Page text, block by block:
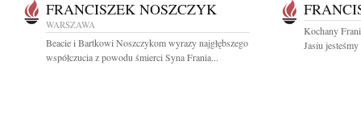
FRANCISZEK NOSZCZYK
WARSZAWA
Beacie i Bartkowi Noszczykom wyrazy najgłębszego
współczucia z powodu śmierci Syna Frania...
Kochany
Jasiu